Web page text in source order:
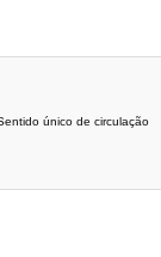
único de circulação